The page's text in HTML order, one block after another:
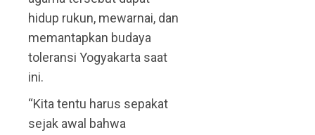
hidup rukun, mewarnai, dan
memantapkan budaya
toleransi Yogyakarta saat
ini.
“Kita tentu harus sepakat
sejak awal bahwa